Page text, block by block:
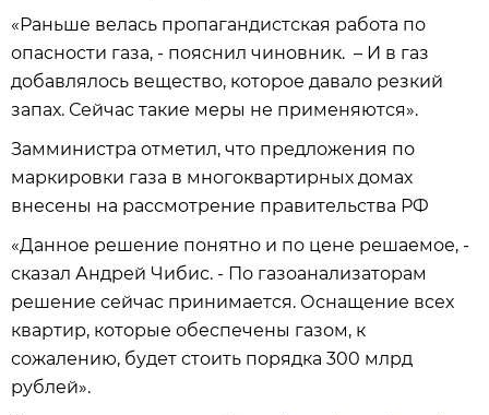
«Раньше велась пропагандистская работа по
опасности газа, - пояснил чиновник. – И в газ
добавлялось вещество, которое давало резкий
запах. Сейчас такие меры не применяются».
Замминистра отметил, что предложения по
маркировки газа в многоквартирных домах
внесены на рассмотрение правительства РФ
«Данное решение понятно и по цене решаемое, -
сказал Андрей Чибис. - По газоанализаторам
решение сейчас принимается. Оснащение всех
квартир, которые обеспечены газом, к
сожалению, будет стоить порядка 300 млрд
рублей».